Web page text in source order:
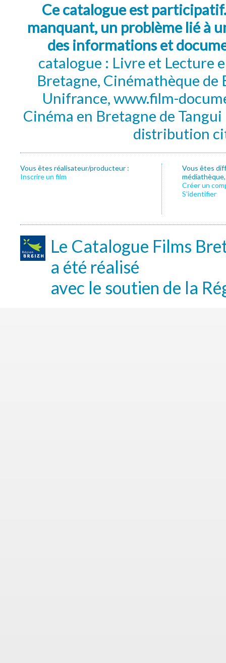
Ce catalogue est
manquant, un problème lié à
des informations et
catalogue : Livre et Lecture
Bretagne, Cinémathèque de
Unifrance, www.film-
Cinéma en Bretagne de
distribution
Vous êtes réalisateur/producteur :
Inscrire un film
Vous êtes
Créer un
S’identifier
Le Catalogue Films
a été réalisé
avec le soutien de la